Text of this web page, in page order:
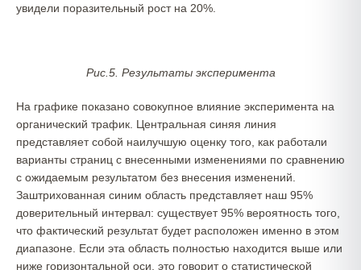
увидели поразительный рост на 20%.
Рис.5. Результаты эксперимента
На графике показано совокупное влияние эксперимента на
органический трафик. Центральная синяя линия
представляет собой наилучшую оценку того, как работали
варианты страниц с внесенными изменениями по сравнению
с ожидаемым результатом без внесения изменений.
Заштрихованная синим область представляет наш 95%
доверительный интервал: существует 95% вероятность того,
что фактический результат будет расположен именно в этом
диапазоне. Если эта область полностью находится выше или
ниже горизонтальной оси, это говорит о статистической